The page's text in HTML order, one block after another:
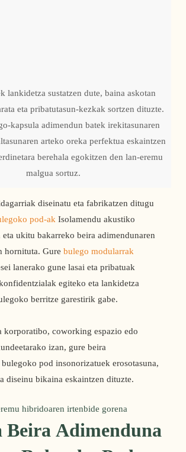
lankidetza sustatzen dute, baina askotan
eta pribatutasun-kezkak sortzen dituzte.
kapsula adimendun batek irekitasunaren
arteko oreka perfektua eskaintzen
berehala egokitzen den lan-eremu
malgua sortuz.
diseinatu eta fabrikatzen ditugu
pod-ak Isolamendu akustiko
eta ukitu bakarreko beira adimendunaren
hornituta. Gure bulego modularrak
lanerako gune lasai eta pribatuak
egiteko eta lankidetza
berritze garestirik gabe.
korporatibo, coworking espazio edo
izan, gure beira
pod insonorizatuek erosotasuna,
diseinu bikaina eskaintzen dituzte.
hibridoaren irtenbide gorena
Beira Adimenduna